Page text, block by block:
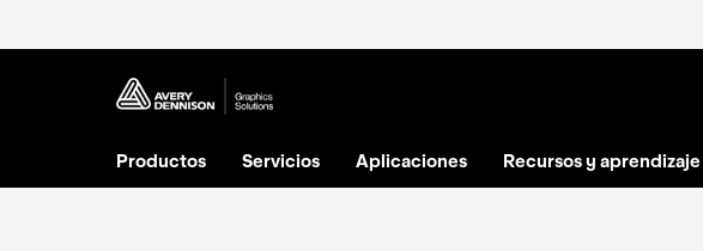
Productos Servicios Aplicaciones Recursos y aprendizaje